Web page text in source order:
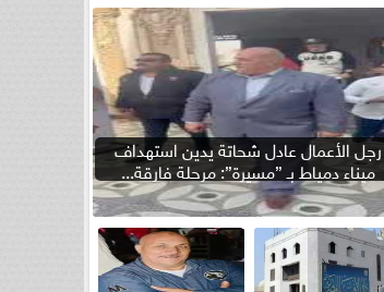
رجل الأعمال عادل شحاتة يدين استهداف
ميناء دمياط بـ ”مسيرة”: مرحلة فارقة...